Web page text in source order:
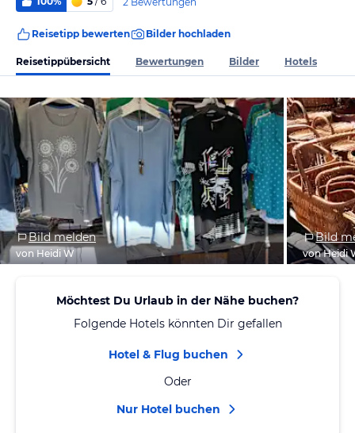
Reisetipp bewerten Bilder hochladen
Reisetippübersicht Bewertungen Bilder Hotels
Bild melden
von Heidi W
Bild
von Heidi
Möchtest Du Urlaub in der Nähe buchen?
Folgende Hotels könnten Dir gefallen
Hotel & Flug buchen
Oder
Nur Hotel buchen